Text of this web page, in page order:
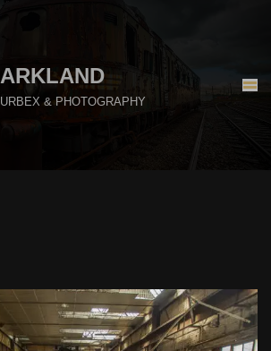
ARKLAND
URBEX & PHOTOGRAPHY